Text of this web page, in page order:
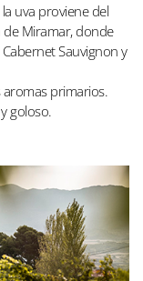
uva proviene del
de Miramar, donde
Sauvignon y
primarios.
goloso.